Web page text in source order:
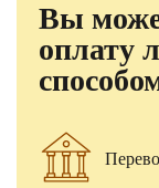
Вы
оплату